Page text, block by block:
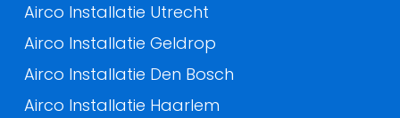
Airco Installatie Utrecht
Airco Installatie Geldrop
Airco Installatie Den Bosch
Airco Installatie Haarlem